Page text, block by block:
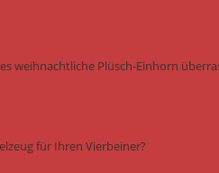
weihnachtliche Plüsch-Einhorn
für Ihren Vierbeiner?